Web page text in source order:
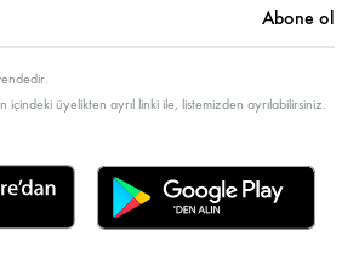
üyelikten ayrıl linki ile, listemizden ayrılabilirsiniz.